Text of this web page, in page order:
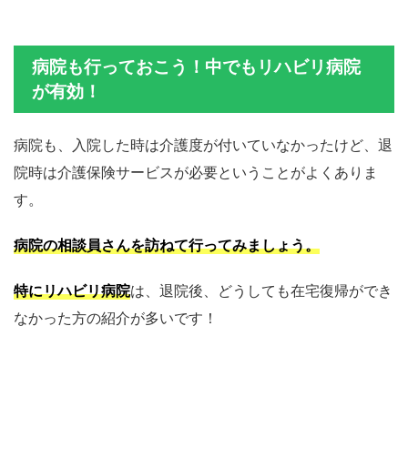
病院も行っておこう！中でもリハビリ病院
が有効！
病院も、入院した時は介護度が付いていなかったけど、退
院時は介護保険サービスが必要ということがよくありま
す。
病院の相談員さんを訪ねて行ってみましょう。
特にリハビリ病院は、退院後、どうしても在宅復帰ができ
なかった方の紹介が多いです！